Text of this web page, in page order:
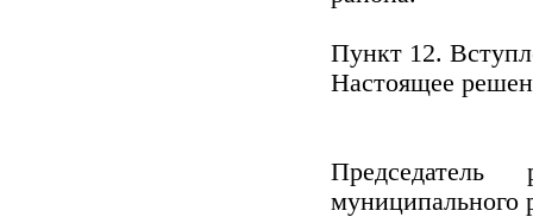
Пункт 12.
Настоящее
Председатель